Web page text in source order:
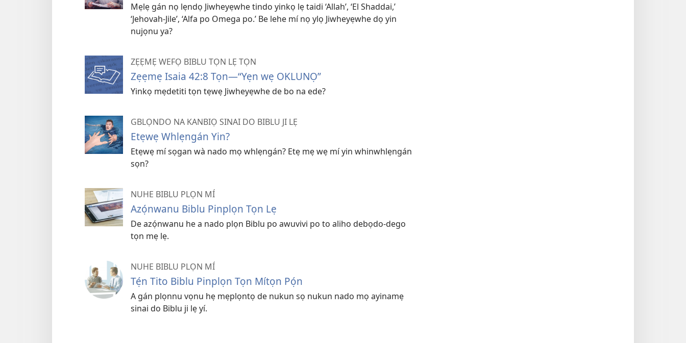
Mẹlẹ gán nọ lẹndọ Jiwheyẹwhe tindo yinkọ lẹ taidi ‘Allah’, ‘El Shaddai,’
‘Jehovah-Jile’, ‘Alfa po Omega po.’ Be lehe mí nọ ylọ Jiwheyẹwhe dọ yin
nujọnu ya?
ZẸẸMẸ WEFỌ BIBLU TỌN LẸ TỌN
Zẹẹmẹ Isaia 42:8 Tọn—“Yẹn wẹ OKLUNỌ”
Yinkọ mẹdetiti tọn tẹwẹ Jiwheyẹwhe de bo na ede?
GBLỌNDO NA KANBIỌ SINAI DO BIBLU JI LẸ
Etẹwẹ Whlẹngán Yin?
Etẹwẹ mí sọgan wà nado mọ whlẹngán? Etẹ mẹ wẹ mí yin whinwhlẹngán
sọn?
NUHE BIBLU PLỌN MÍ
Azọ́nwanu Biblu Pinplọn Tọn Lẹ
De azọ́nwanu he a nado plọn Biblu po awuvivi po to aliho debọdo-dego
tọn mẹ lẹ.
NUHE BIBLU PLỌN MÍ
Tẹ́n Tito Biblu Pinplọn Tọn Mítọn Pọ́n
A gán plọnnu vọnu hẹ mẹplọntọ de nukun sọ nukun nado mọ ayinamẹ
sinai do Biblu ji lẹ yí.